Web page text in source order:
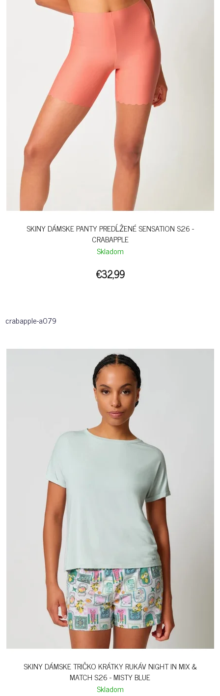
SKINY DÁMSKE PANTY PREDĹŽENÉ SENSATION S26 -
CRABAPPLE
Skladom
€32,99
crabapple-a079
SKINY DÁMSKE TRIČKO KRÁTKY RUKÁV NIGHT IN MIX &
MATCH S26 - MISTY BLUE
Skladom